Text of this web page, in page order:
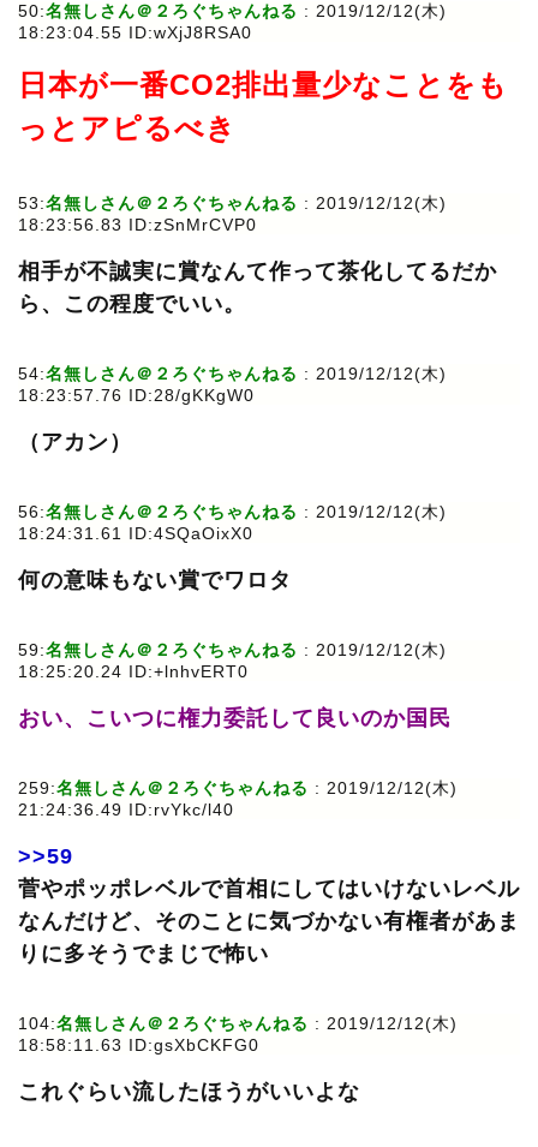
50:名無しさん＠２ろぐちゃんねる : 2019/12/12(木)
18:23:04.55 ID:wXjJ8RSA0
日本が一番CO2排出量少なことをも
っとアピるべき
53:名無しさん＠２ろぐちゃんねる : 2019/12/12(木)
18:23:56.83 ID:zSnMrCVP0
相手が不誠実に賞なんて作って茶化してるだか
ら、この程度でいい。
54:名無しさん＠２ろぐちゃんねる : 2019/12/12(木)
18:23:57.76 ID:28/gKKgW0
（アカン）
56:名無しさん＠２ろぐちゃんねる : 2019/12/12(木)
18:24:31.61 ID:4SQaOixX0
何の意味もない賞でワロタ
59:名無しさん＠２ろぐちゃんねる : 2019/12/12(木)
18:25:20.24 ID:+lnhvERT0
おい、こいつに権力委託して良いのか国民
259:名無しさん＠２ろぐちゃんねる : 2019/12/12(木)
21:24:36.49 ID:rvYkc/l40
>>59
菅やポッポレベルで首相にしてはいけないレベル
なんだけど、そのことに気づかない有権者があま
りに多そうでまじで怖い
104:名無しさん＠２ろぐちゃんねる : 2019/12/12(木)
18:58:11.63 ID:gsXbCKFG0
これぐらい流したほうがいいよな